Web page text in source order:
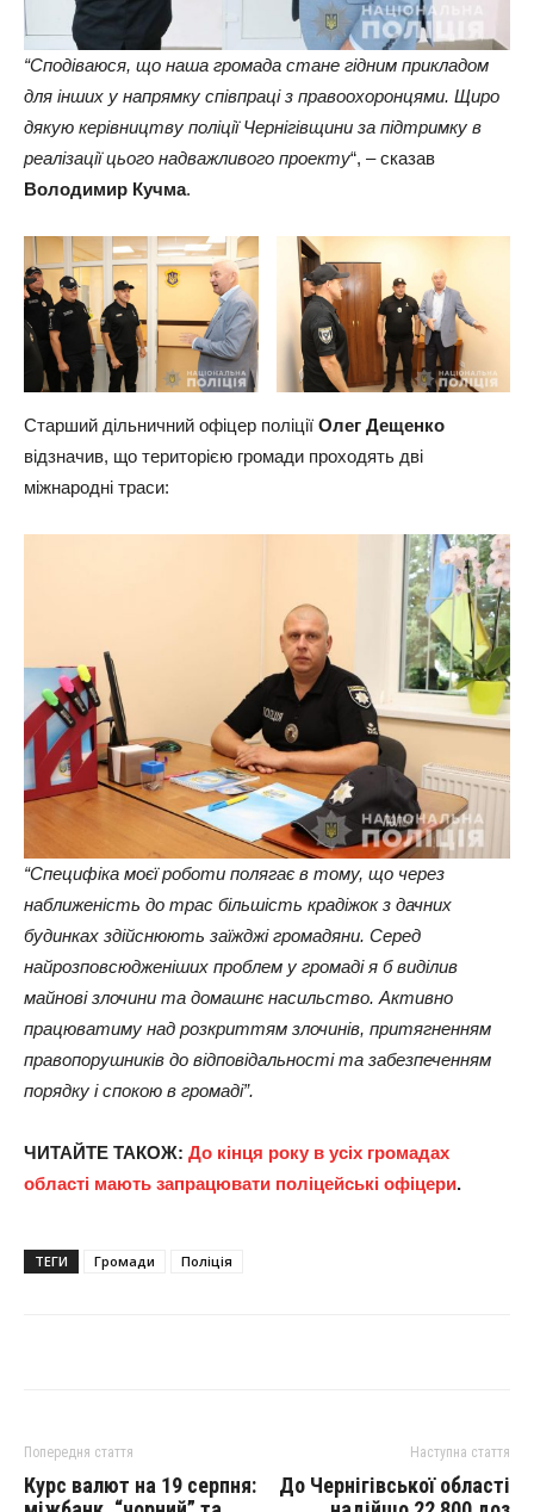
“Сподіваюся, що наша громада стане гідним прикладом
для інших у напрямку співпраці з правоохоронцями. Щиро
дякую керівництву поліції Чернігівщини за підтримку в
реалізації цього надважливого проекту“, – сказав
Володимир Кучма.
Старший дільничний офіцер поліції Олег Дещенко
відзначив, що територією громади проходять дві
міжнародні траси:
“Специфіка моєї роботи полягає в тому, що через
наближеність до трас більшість крадіжок з дачних
будинках здійснюють заїжджі громадяни. Серед
найрозповсюдженіших проблем у громаді я б виділив
майнові злочини та домашнє насильство. Активно
працюватиму над розкриттям злочинів, притягненням
правопорушників до відповідальності та забезпеченням
порядку і спокою в громаді”.
ЧИТАЙТЕ ТАКОЖ: До кінця року в усіх громадах
області мають запрацювати поліцейські офіцери.
ТЕГИ Громади Поліція
Попередня стаття
Курс валют на 19 серпня:
Наступна стаття
До Чернігівської області